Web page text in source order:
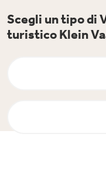
Scegli un tipo di
turistico Klein